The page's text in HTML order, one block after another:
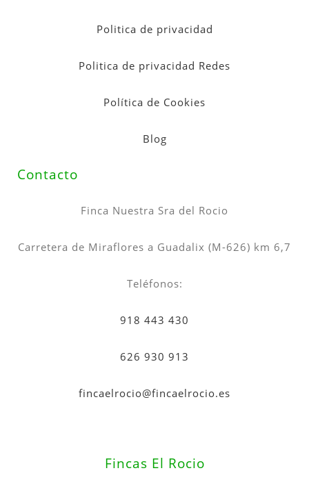
Politica de privacidad
Politica de privacidad Redes
Política de Cookies
Blog
Contacto
Finca Nuestra Sra del Rocio
Carretera de Miraflores a Guadalix (M-626) km 6,7
Teléfonos:
918 443 430
626 930 913
fincaelrocio@fincaelrocio.es
Fincas El Rocio